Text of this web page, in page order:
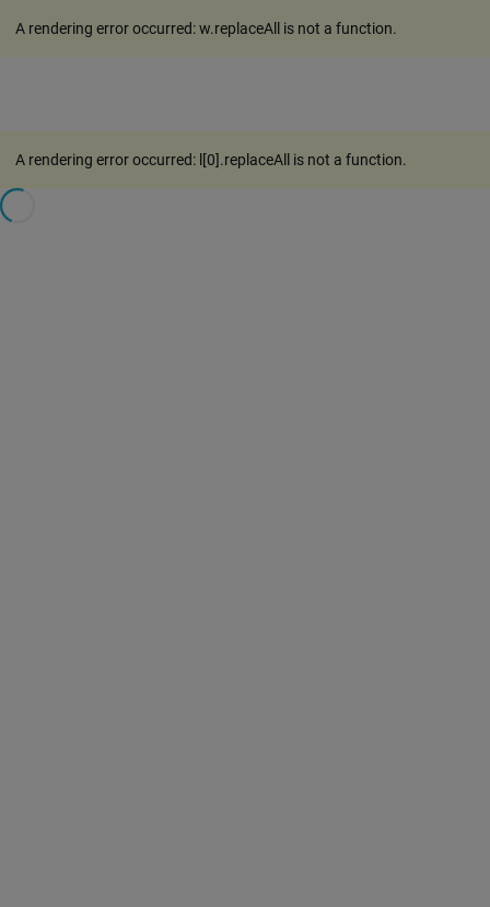
A rendering error occurred:w.replaceAll is not a function.
A rendering error occurred: l[0].replaceAll is not a function.